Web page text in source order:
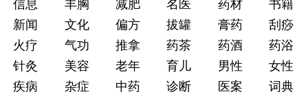
新闻
文化 偏方 拔罐 膏药
刮痧
火疗
气功 推拿 药茶 药酒
药浴
针灸
美容 老年 育儿 男性
女性
疾病
杂症 中药 诊断 医案
词典